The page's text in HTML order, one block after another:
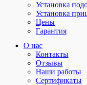
Установка
Установка
Цены
Гарантия
О нас
Контакты
Отзывы
Наши работы
Сертификаты